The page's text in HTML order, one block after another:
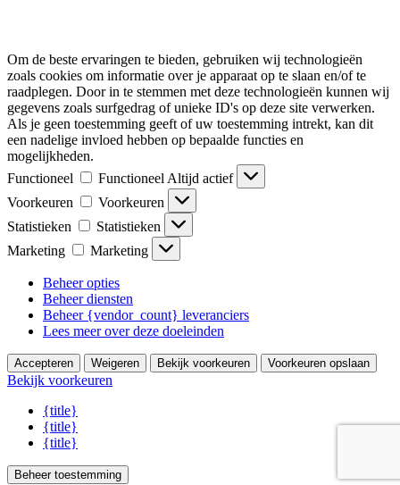
Om de beste ervaringen te bieden, gebruiken wij technologieën
zoals cookies om informatie over je apparaat op te slaan en/of te
raadplegen. Door in te stemmen met deze technologieën kunnen wij
gegevens zoals surfgedrag of unieke ID's op deze site verwerken.
Als je geen toestemming geeft of uw toestemming intrekt, kan dit
een nadelige invloed hebben op bepaalde functies en
mogelijkheden.
Functioneel
Functioneel Altijd actief
Voorkeuren
Voorkeuren
Statistieken
Statistieken
Marketing
Marketing
Beheer opties
Beheer diensten
Beheer {vendor_count} leveranciers
Lees meer over deze doeleinden
Accepteren Weigeren Bekijk voorkeuren Voorkeuren opslaan
Bekijk voorkeuren
{title}
{title}
{title}
Beheer toestemming